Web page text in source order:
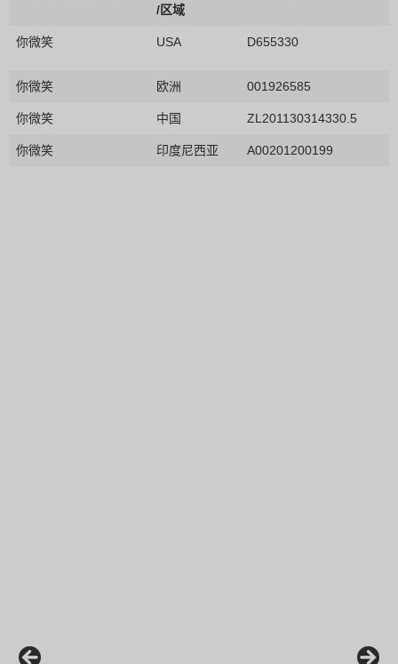
/区域
你微笑 USA D655330
你微笑 欧洲 001926585
你微笑 中国 ZL201130314330.5
你微笑 印度尼西亚 A00201200199